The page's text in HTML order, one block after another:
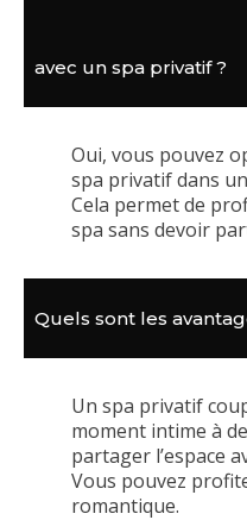
avec un spa privatif ?
Oui, vous pouvez
spa privatif dans
Cela permet de
spa sans devoir
Quels sont les
Un spa privatif
moment intime à
partager l’espace
Vous pouvez
romantique.